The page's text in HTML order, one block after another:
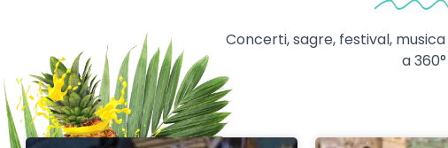
Concerti, sagre, festival,
a